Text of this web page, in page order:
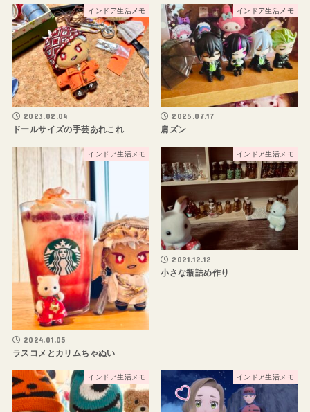
インドア生活メモ
2023.02.04
ドールサイズの手芸あれこれ
インドア生活メモ
2025.07.17
肩ズン
インドア生活メモ
2024.01.05
ラスコメとカリムちゃぬい
インドア生活メモ
2021.12.12
小さな瓶詰め作り
インドア生活メモ インドア生活メモ